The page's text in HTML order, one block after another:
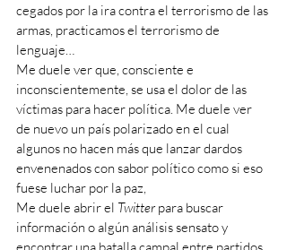
cegados por la ira contra el terrorismo de las
armas, practicamos el terrorismo de
lenguaje…
Me duele ver que, consciente e
inconscientemente, se usa el dolor de las
víctimas para hacer política. Me duele ver
de nuevo un país polarizado en el cual
algunos no hacen más que lanzar dardos
envenenados con sabor político como si eso
fuese luchar por la paz,
Me duele abrir el Twitter para buscar
información o algún análisis sensato y